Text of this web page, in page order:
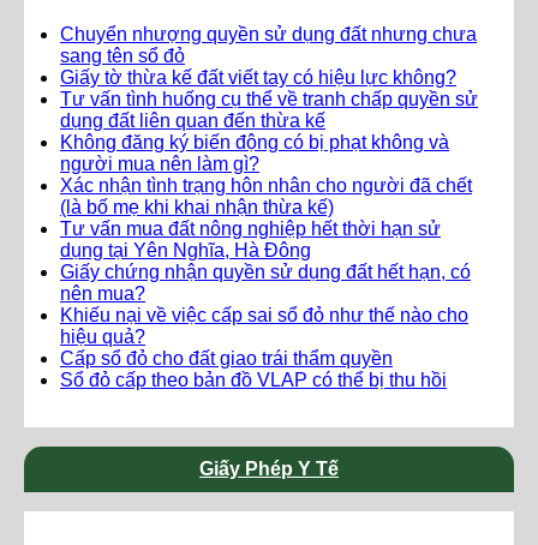
Chuyển nhượng quyền sử dụng đất nhưng chưa
sang tên sổ đỏ
Giấy tờ thừa kế đất viết tay có hiệu lực không?
Tư vấn tình huống cụ thể về tranh chấp quyền sử
dụng đất liên quan đến thừa kế
Không đăng ký biến động có bị phạt không và
người mua nên làm gì?
Xác nhận tình trạng hôn nhân cho người đã chết
(là bố mẹ khi khai nhận thừa kế)
Tư vấn mua đất nông nghiệp hết thời hạn sử
dụng tại Yên Nghĩa, Hà Đông
Giấy chứng nhận quyền sử dụng đất hết hạn, có
nên mua?
Khiếu nại về việc cấp sai sổ đỏ như thế nào cho
hiệu quả?
Cấp sổ đỏ cho đất giao trái thẩm quyền
Sổ đỏ cấp theo bản đồ VLAP có thể bị thu hồi
Giấy Phép Y Tế